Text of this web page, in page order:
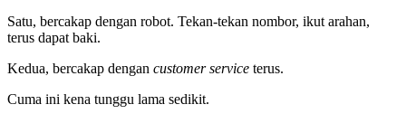
Satu, bercakap dengan robot. Tekan-tekan nombor, ikut arahan,
terus dapat baki.
Kedua, bercakap dengan customer service terus.
Cuma ini kena tunggu lama sedikit.